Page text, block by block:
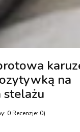
na
0 Recenzje: 0)